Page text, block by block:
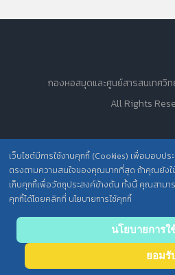
เว็บไซต์มีการใช้งานคุกกี้ (Cookies) เพื่อมอบ
ตรงตามความสนใจของคุณมากที่สุด ถ้าคุณยังใ
เก็บคุกกี้เพื่อวัตถุประสงค์ข้างต้น ทั้งนี้ คุณสามา
คุกกี้ได้โดยคลิกที่ นโยบายการใช้คุกกี้
นโยบายการใ
ยอมรั
กองหอสมุดและศูนย์สารสนเทศวิท
All Rights
นโยบายการคุ้มครองข้อมู
ประกาศความเป็นส่วนตัว (Privacy